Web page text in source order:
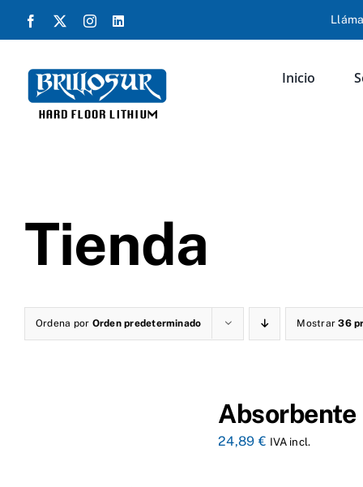
Saltar
Facebook InstagramLinkedIn
Inicio
Tienda
Ordena por Orden predeterminado Mostrar36
24,89€ IVA incl.